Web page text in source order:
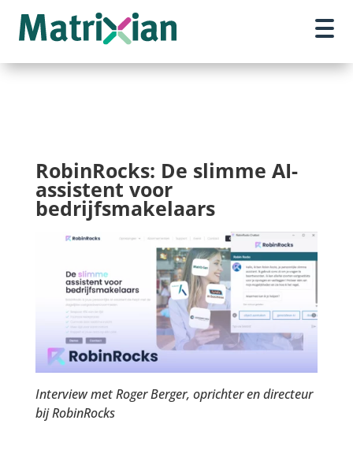
RobinRocks: De slimme AI-
assistent voor
bedrijfsmakelaars
Interview met Roger Berger, oprichter en directeur
bij RobinRocks